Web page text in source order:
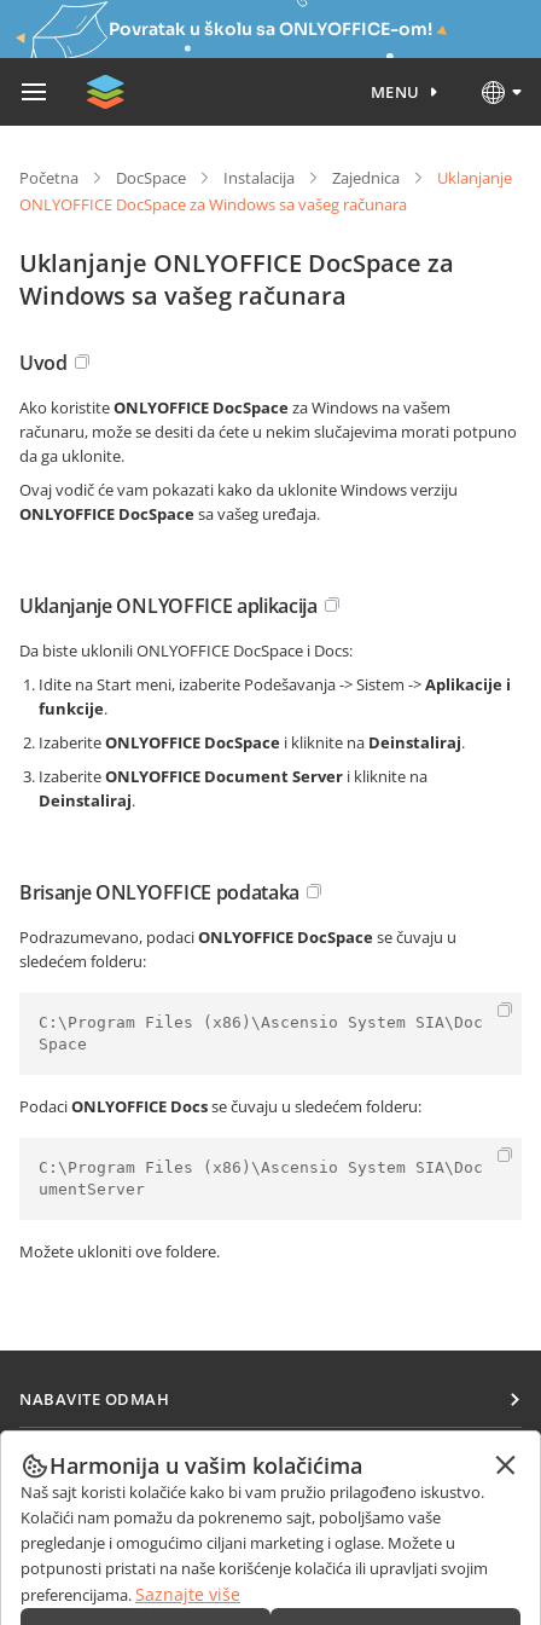
Povratak u školu sa ONLYOFFICE-om!
MENU
Početna DocSpace Instalacija Zajednica
Uklanjanje
ONLYOFFICE DocSpace za Windows sa vašeg računara
Uklanjanje ONLYOFFICE DocSpace za
Windows sa vašeg računara
Uvod
Ako koristiteONLYOFFICE DocSpaceza Windows na vašem
računaru, može se desiti da ćete u nekim slučajevima morati potpuno
da ga uklonite.
Ovaj vodič će vam pokazati kako da uklonite Windows verziju
ONLYOFFICE DocSpacesa vašeg uređaja.
Uklanjanje ONLYOFFICE aplikacija
Da biste uklonili ONLYOFFICE DocSpace i Docs:
Idite na Start meni, izaberite Podešavanja -> Sistem ->Aplikacije i
funkcije.
IzaberiteONLYOFFICE DocSpace i kliknite na Deinstaliraj.
IzaberiteONLYOFFICE Document Server i kliknite na
Deinstaliraj.
Brisanje ONLYOFFICE podataka
Podrazumevano, podaciONLYOFFICE DocSpacese čuvaju u
sledećem folderu:
C:\Program Files (x86)\Ascensio System SIA\Doc
Space
PodaciONLYOFFICE Docsse čuvaju u sledećem folderu:
C:\Program Files (x86)\Ascensio System SIA\Doc
umentServer
Možete ukloniti ove foldere.
NABAVITE ODMAH
Docs
DocSpace
Workspace
Konektori
Desktop aplikacije
SARAĐUJTE
Za doprinosioce
Za prevodioce
Za influensere
Slobodna radna mesta
PRIMAJTE VESTI
Blog
DOBIJTE POMOĆ
Forum
Harmonija u vašim kolačićima
Naš sajt koristi kolačiće kako bi vam pružio prilagođeno iskustvo.
Kolačići nam pomažu da pokrenemo sajt, poboljšamo vaše
pregledanje i omogućimo ciljani marketing i oglase. Možete u
potpunosti pristati na naše korišćenje kolačića ili upravljati svojim
preferencijama.Saznajte više